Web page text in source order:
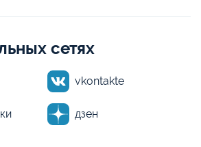
сетях
vkontakte
дзен